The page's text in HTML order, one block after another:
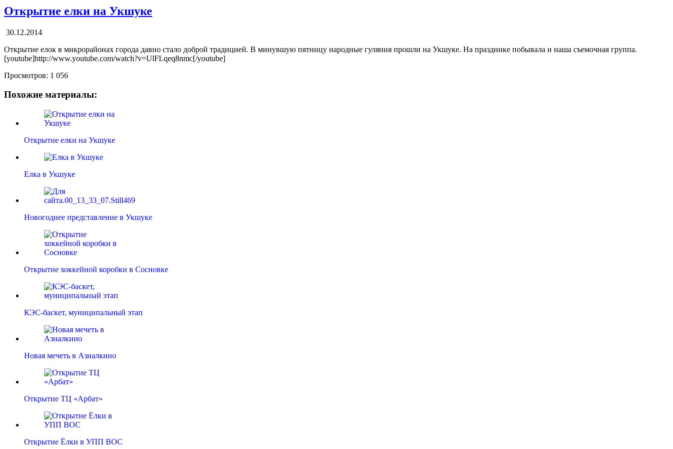
Открытие елки на Укшуке
30.12.2014
Открытие елок в микрорайонах города давно стало доброй традицией. В минувшую пятницу народные гуляния прошли на Укшуке. На празднике побывала и наша съемочная группа.
[youtube]http://www.youtube.com/watch?v=UlFLqeq8nmc[/youtube]
Просмотров: 1 056
Похожие материалы:
Открытие елки на Укшуке
Елка в Укшуке
Новогоднее представление в Укшуке
Открытие хоккейной коробки в Сосновке
КЭС-баскет, муниципальный этап
Новая мечеть в Азналкино
Открытие ТЦ «Арбат»
Открытие Ёлки в УПП ВОС